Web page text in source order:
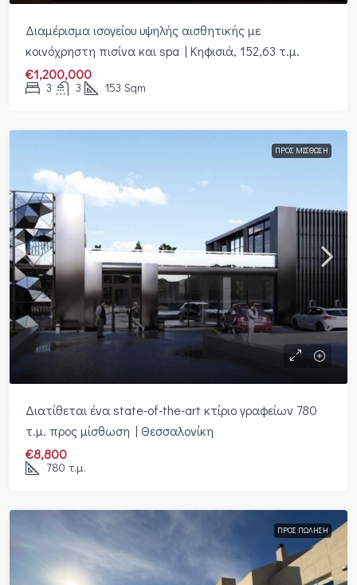
Διαμέρισμα ισογείου υψηλής αισθητικής με
κοινόχρηστη πισίνα και spa | Κηφισιά, 152,63 τ.μ.
€1,200,000
3 3 153 Sqm
ΠΡΟΣ ΜΊΣΘΩΣΗ
Διατίθεται ένα state-of-the-art κτίριο γραφείων 780
τ.μ. προς μίσθωση | Θεσσαλονίκη
€8,800
780 τ.μ.
ΠΡΟΣ ΠΏΛΗΣΗ